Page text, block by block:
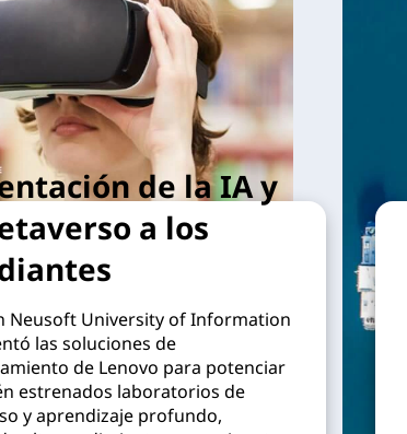
de la IA y
a los
Neusoft University of Information
las soluciones de
de Lenovo para potenciar
estrenados laboratorios de
y aprendizaje profundo,